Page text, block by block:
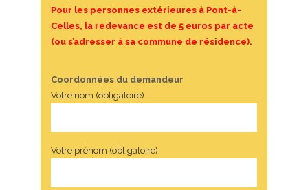
Pour les personnes extérieures à Pont-à-
Celles, la redevance est de 5 euros par acte
(ou s’adresser à sa commune de résidence).
Coordonnées du demandeur
Votre nom (obligatoire)
Votre prénom (obligatoire)